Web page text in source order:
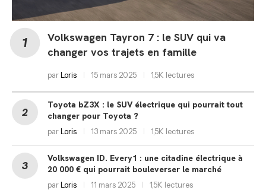
Volkswagen Tayron 7 : le SUV qui va
changer vos trajets en famille
parLoris 15 mars 2025 1,5K lectures
Toyota bZ3X : le SUV électrique qui pourrait tout
changer pour Toyota ?
parLoris 13 mars 2025 1,5K lectures
Volkswagen ID. Every1 : une citadine électrique à
20 000 € qui pourrait bouleverser le marché
parLoris 11 mars 2025 1,5K lectures